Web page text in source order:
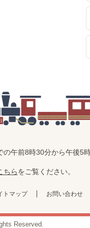
の午前8時30分から午後5
ちらをご覧ください。
トマップ お問い合わせ
Reserved.